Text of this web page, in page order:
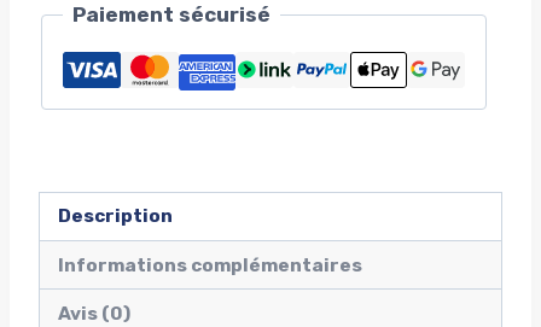
champions
parade
Paiement sécurisé
Description
Informations complémentaires
Avis (0)